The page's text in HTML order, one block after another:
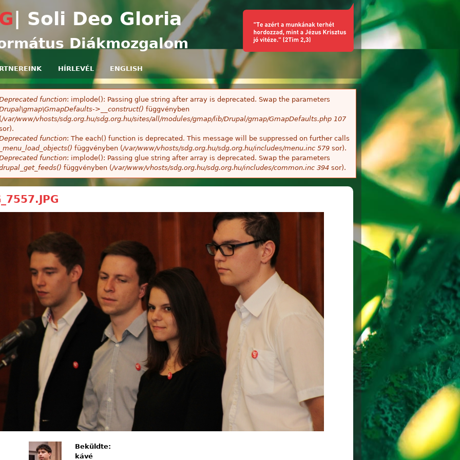
| Soli Deo Gloria
Diákmozgalom
HÍRLEVÉL ENGLISH
function: implode(): Passing glue string after array is deprecated. Swap the parameters
>__construct() függvényben
(/var/www/vhosts/sdg.org.hu/sdg.org.hu/sites/all/modules/gmap/lib/Drupal/gmap/GmapDefaults.php 107
function: The each() function is deprecated. This message will be suppressed on further calls
_menu_load_objects() függvényben (/var/www/vhosts/sdg.org.hu/sdg.org.hu/includes/menu.inc 579 sor).
function: implode(): Passing glue string after array is deprecated. Swap the parameters
függvényben (/var/www/vhosts/sdg.org.hu/sdg.org.hu/includes/common.inc 394 sor).
Beküldte:
kávé